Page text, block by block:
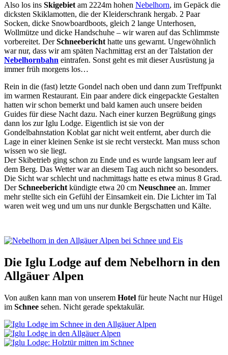
Also los ins Skigebietam 2224m hohen Nebelhorn, im Gepäck die
dicksten Skiklamotten, die der Kleiderschrank hergab. 2 Paar
Socken, dicke Snowboardboots, gleich 2 lange Unterhosen,
Wollmütze und dicke Handschuhe – wir waren auf das Schlimmste
vorbereitet. DerSchneeberichthatte uns gewarnt. Ungewöhnlich
war nur, dass wir am späten Nachmittag erst an der Talstation der
Nebelhornbahn eintrafen. Sonst geht es mit dieser Ausrüstung ja
immer früh morgens los…
Rein in die (fast) letzte Gondel nach oben und dann zum Treffpunkt
im warmen Restaurant. Ein paar andere dick eingepackte Gestalten
hatten wir schon bemerkt und bald kamen auch unsere beiden
Guides für diese Nacht dazu. Nach einer kurzen Begrüßung gings
dann los zur Iglu Lodge. Eigentlich ist sie von der
Gondelbahnstation Koblat gar nicht weit entfernt, aber durch die
Lage in einer kleinen Senke ist sie recht versteckt. Man muss schon
wissen wo sie liegt.
Der Skibetrieb ging schon zu Ende und es wurde langsam leer auf
dem Berg. Das Wetter war an diesem Tag auch nicht so besonders.
Die Sicht war schlecht und nachmittags hatte es etwa minus 8 Grad.
DerSchneeberichtkündigte etwa 20 cm Neuschnee an. Immer
mehr stellte sich ein Gefühl der Einsamkeit ein. Die Lichter im Tal
waren weit weg und um uns nur dunkle Bergschatten und Kälte.
Die Iglu Lodge auf dem Nebelhorn in den
Allgäuer Alpen
Von außen kann man von unserem Hotel für heute Nacht nur Hügel
im Schnee sehen. Nicht gerade spektakulär.